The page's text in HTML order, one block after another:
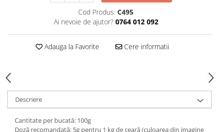
Cod Produs: C495
Ai nevoie de ajutor? 0764 012 092
Adauga la Favorite Cere informatii
Descriere
Cantitate per bucată: 100g
Doză recomandată: 5g pentru 1 kg de ceară (culoarea din imagine